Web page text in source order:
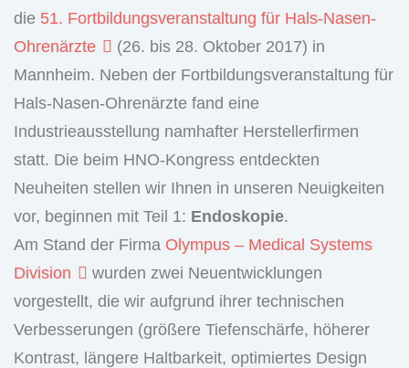
die 51. Fortbildungsveranstaltung für Hals-Nasen-
Ohrenärzte
(26. bis 28. Oktober 2017) in
Mannheim. Neben der Fortbildungsveranstaltung für
Hals-Nasen-Ohrenärzte fand eine
Industrieausstellung namhafter Herstellerfirmen
statt. Die beim HNO-Kongress entdeckten
Neuheiten stellen wir Ihnen in unseren Neuigkeiten
vor, beginnen mit Teil 1: Endoskopie.
Am Stand der Firma Olympus – Medical Systems
Division
wurden zwei Neuentwicklungen
vorgestellt, die wir aufgrund ihrer technischen
Verbesserungen (größere Tiefenschärfe, höherer
Kontrast, längere Haltbarkeit, optimiertes Design